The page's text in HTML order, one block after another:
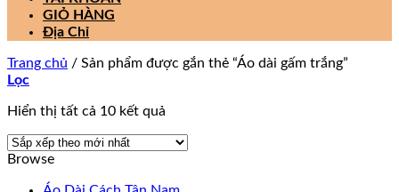
GIỎ HÀNG
Địa Chỉ
Trang chủ / Sản phẩm được gắn thẻ “Áo dài gấm trắng”
Lọc
Hiển thị tất cả 10 kết quả
xếp
Browse